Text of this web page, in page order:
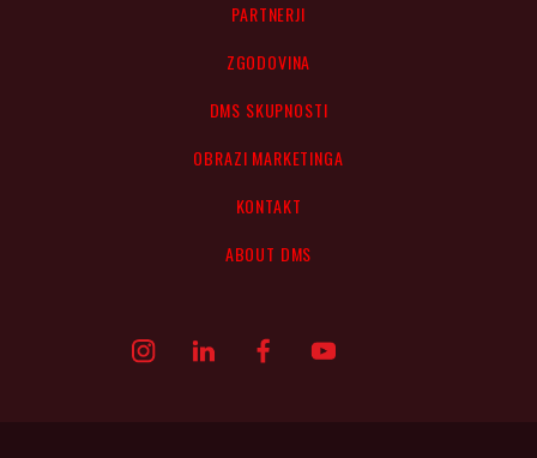
PARTNERJI
ZGODOVINA
DMS SKUPNOSTI
OBRAZI MARKETINGA
KONTAKT
ABOUT DMS